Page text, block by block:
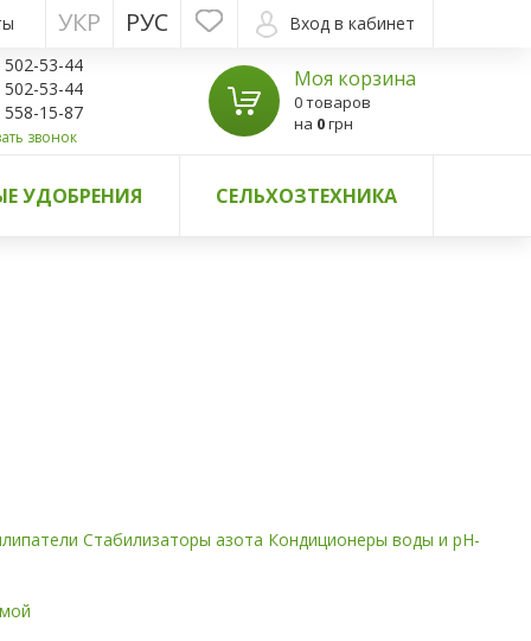
Вход в кабинет
РУС
УКР
502-53-44
502-53-44
558-15-87
звонок
Моя корзина
0 товаров
на 0грн
УДОБРЕНИЯ СЕЛЬХОЗТЕХНИКА
Стабилизаторы азота Кондиционеры воды и pH-